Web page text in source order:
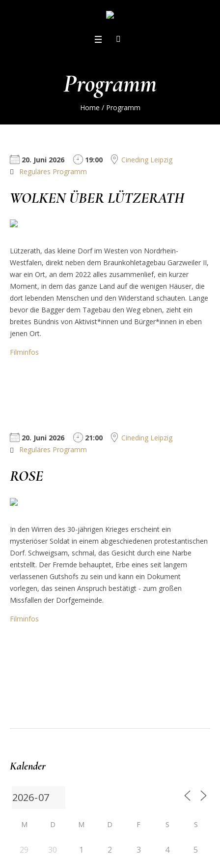
Programm
Home / Programm
20. Juni 2026 19:00
Cineding Leipzig
Reguläres Programm
WOLKEN ÜBER LÜTZERATH
Lützerath, das kleine Dorf im Westen von Nordrhein-
Westfalen, direkt neben dem Braunkohletagebau Garzweiler II,
war ein Ort, an dem 2022 alles zusammenlief, ein kurzer
Moment, in dem das ganze Land auf die wenigen Häuser, die
dort lebenden Menschen und den Widerstand schauten. Lange
bevor die Bagger dem Tagebau den Weg ebnen, zieht ein
breites Bündnis von Aktivist*innen und Bürger*innen in eben
jenen Ort.
Filminfos
20. Juni 2026 21:00
Cineding Leipzig
Reguläres Programm
ROSE
In den Wirren des 30-jährigen Krieges erscheint ein
mysteriöser Soldat in einem abgeschiedenen protestantischen
Dorf. Schweigsam, schmal, das Gesicht durch eine Narbe
entstellt. Der Fremde behauptet, Erbe eines seit langem
verlassenen Gutshofs zu sein und kann ein Dokument
vorlegen, das seinen Anspruch bestätigt - zum großen
Missfallen der Dorfgemeinde.
Filminfos
Kalender
M D M D F S S
29 30 1 2 3 4 5